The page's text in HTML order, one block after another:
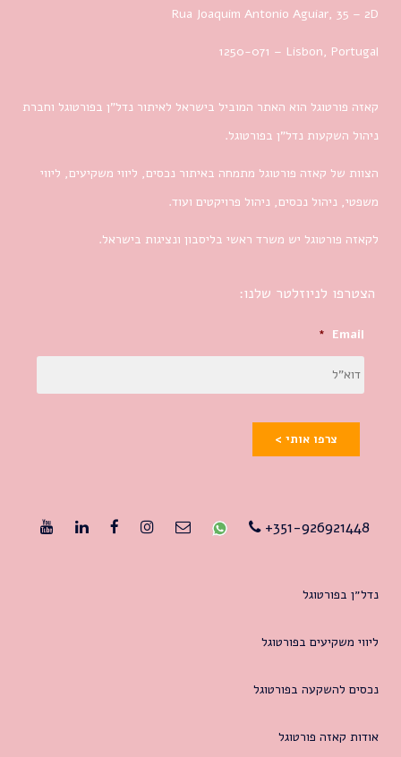
Rua Joaquim Antonio Aguiar, 35 – 2D
1250-071 – Lisbon, Portugal
קאזה פורטוגל הוא האתר המוביל בישראל לאיתור נדל”ן בפורטוגל וחברת
ניהול השקעות נדל”ן בפורטוגל.
הצוות של קאזה פורטוגל מתמחה באיתור נכסים, ליווי משקיעים, ליווי
משפטי, ניהול נכסים, ניהול פרויקטים ועוד.
לקאזה פורטוגל יש משרד ראשי בליסבון ונציגות בישראל.
הצטרפו לניוזלטר שלנו:
Email
*
צרפו אותי >
351-926921448+
נדל״ן בפורטוגל
ליווי משקיעים בפורטוגל
נכסים להשקעה בפורטוגל
אודות קאזה פורטוגל